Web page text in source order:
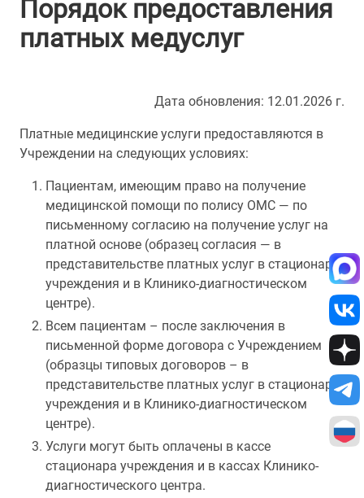
Порядок предоставления
платных медуслуг
Дата обновления: 12.01.2026 г.
Платные медицинские услуги предоставляются в
Учреждении на следующих условиях:
Пациентам, имеющим право на получение
медицинской помощи по полису ОМС — по
письменному согласию на получение услуг на
платной основе (образец согласия — в
представительстве платных услуг в стационаре
учреждения и в Клинико-диагностическом
центре).
Всем пациентам – после заключения в
письменной форме договора с Учреждением
(образцы типовых договоров – в
представительстве платных услуг в стационаре
учреждения и в Клинико-диагностическом
центре).
Услуги могут быть оплачены в кассе
стационара учреждения и в кассах Клинико-
диагностического центра.